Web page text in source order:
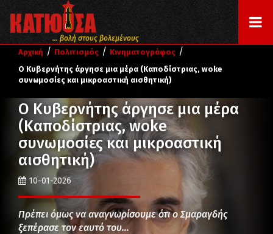
... βολή στους βολεμένους
Αρχική / Πολιτισμός / Κινηματογράφος /
Ο Κυβερνήτης άργησε μια μέρα (Καποδίστριας, woke
συνωμοσίες και μικροαστική αισθητική)
Ο Κυβερνήτης άργησε μια μέρα
(Καποδίστριας, woke
συνωμοσίες και μικροαστική
αισθητική)
10-01-2026
Πρέπει όμως να αναγνωρίσουμε ότι ο Σμαραγδής
ξεπέρασε τον εαυτό του…